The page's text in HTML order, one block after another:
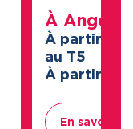
À Angers
À partir de
au T5
À partir de
En savoir +